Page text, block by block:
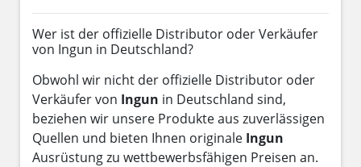
Wer ist der offizielle Distributor oder Verkäufer
von Ingun in Deutschland?
Obwohl wir nicht der offizielle Distributor oder
Verkäufer von Ingun in Deutschland sind,
beziehen wir unsere Produkte aus zuverlässigen
Quellen und bieten Ihnen originale Ingun
Ausrüstung zu wettbewerbsfähigen Preisen an.